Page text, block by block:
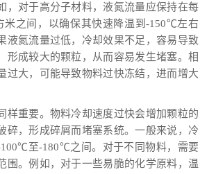
，对于高分子材料，液氮流量应保持在每
米之间，以确保其快速降温到-150℃左右
液氮流量过低，冷却效果不足，容易导致
形成较大的颗粒，从而容易发生堵塞。相
过大，可能导致物料过快冻结，进而增大
重要。物料冷却速度过快会增加颗粒的
碎，形成碎屑而堵塞系统。一般来说，冷
至-180℃之间。对于不同物料，需要
围。例如，对于一些易脆的化学原料，温